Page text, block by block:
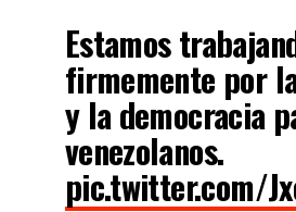
Estamos
firmemente por
y la democracia
venezolanos.
pic.twitter.com/